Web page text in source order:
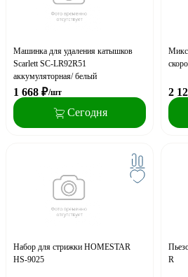
Машинка для удаления катышков
Scarlett SC-LR92R51
аккумуляторная/ белый
1 668 ₽/шт
Сегодня
2
Набор для стрижки HOMESTAR
HS-9025
R